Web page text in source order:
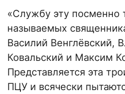
«Службу эту посменно
называемых
Василий Венглёвский,
Ковальский и Максим
Представляется эта
ПЦУ и всячески